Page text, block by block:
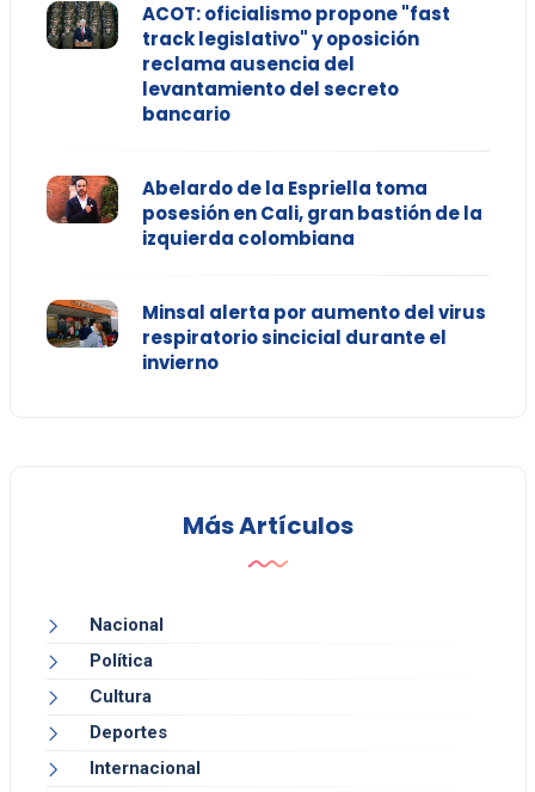
ACOT: oficialismo propone "fast
track legislativo" y oposición
reclama ausencia del
levantamiento del secreto
bancario
Abelardo de la Espriella toma
posesión en Cali, gran bastión de la
izquierda colombiana
Minsal alerta por aumento del virus
respiratorio sincicial durante el
invierno
Más Artículos
Nacional
Política
Cultura
Deportes
Internacional